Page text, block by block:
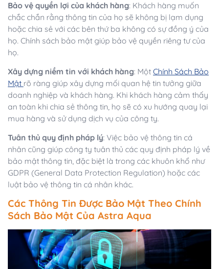
Bảo vệ quyền lợi của khách hàng: Khách hàng muốn
chắc chắn rằng thông tin của họ sẽ không bị lạm dụng
hoặc chia sẻ với các bên thứ ba không có sự đồng ý của
họ. Chính sách bảo mật giúp bảo vệ quyền riêng tư của
họ.
Xây dựng niềm tin với khách hàng: Một Chính Sách Bảo
Mật rõ ràng giúp xây dựng mối quan hệ tin tưởng giữa
doanh nghiệp và khách hàng. Khi khách hàng cảm thấy
an toàn khi chia sẻ thông tin, họ sẽ có xu hướng quay lại
mua hàng và sử dụng dịch vụ của công ty.
Tuân thủ quy định pháp lý: Việc bảo vệ thông tin cá
nhân cũng giúp công ty tuân thủ các quy định pháp lý về
bảo mật thông tin, đặc biệt là trong các khuôn khổ như
GDPR (General Data Protection Regulation) hoặc các
luật bảo vệ thông tin cá nhân khác.
Các Thông Tin Được Bảo Mật Theo Chính
Sách Bảo Mật Của Astra Aqua